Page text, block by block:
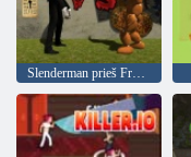
Slenderman prieš Freddy The Fazbear